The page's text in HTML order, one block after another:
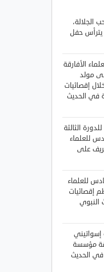
الجلالة،
يترأس حفل
الأفارقة
مولد
إقصائيات
في الحديث
الثالثة
للعلماء
على
للعلماء
إقصائيات
النبوي
مؤسسة
في الحديث